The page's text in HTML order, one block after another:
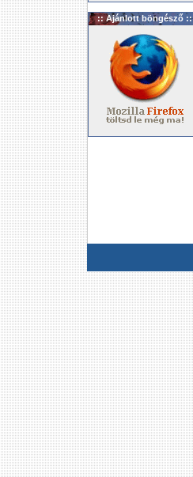
:: Ajánlott böngésző ::